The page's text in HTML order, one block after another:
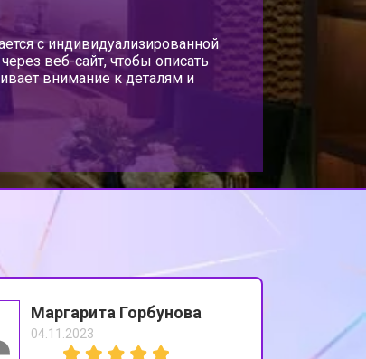
с индивидуализированной
веб-сайт, чтобы описать
внимание к деталям и
Маргарита Горбунова
04.11.2023